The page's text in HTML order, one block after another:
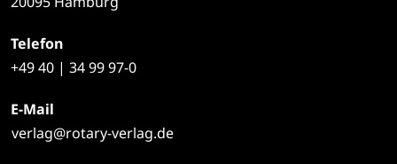
Telefon
+4940 | 34 99 97-0
E-Mail
verlag@rotary-verlag.de